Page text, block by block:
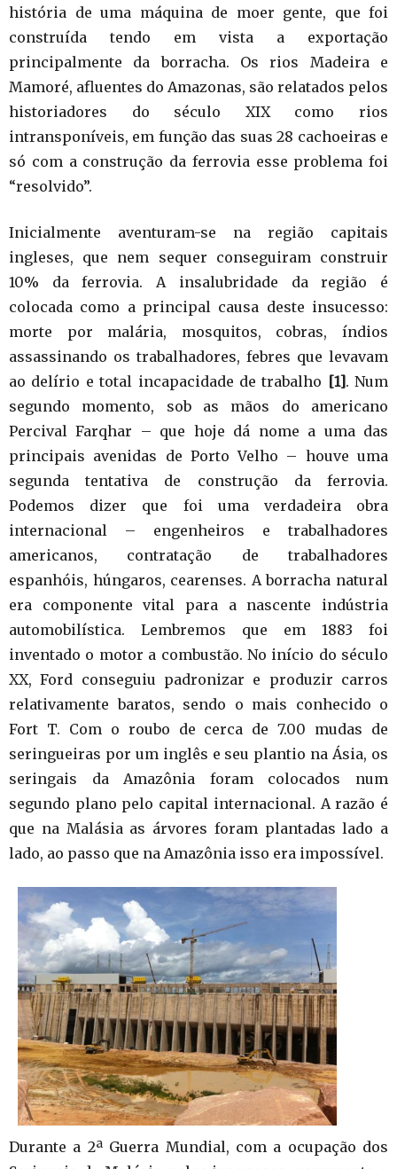
história de uma máquina de moer gente, que foi
construída tendo em vista a exportação
principalmente da borracha. Os rios Madeira e
Mamoré, afluentes do Amazonas, são relatados pelos
historiadores do século XIX como rios
intransponíveis, em função das suas 28 cachoeiras e
só com a construção da ferrovia esse problema foi
“resolvido”.
Inicialmente aventuram-se na região capitais
ingleses, que nem sequer conseguiram construir
10% da ferrovia. A insalubridade da região é
colocada como a principal causa deste insucesso:
morte por malária, mosquitos, cobras, índios
assassinando os trabalhadores, febres que levavam
ao delírio e total incapacidade de trabalho [1] . Num
segundo momento, sob as mãos do americano
Percival Farqhar – que hoje dá nome a uma das
principais avenidas de Porto Velho – houve uma
segunda tentativa de construção da ferrovia.
Podemos dizer que foi uma verdadeira obra
internacional – engenheiros e trabalhadores
americanos, contratação de trabalhadores
espanhóis, húngaros, cearenses. A borracha natural
era componente vital para a nascente indústria
automobilística. Lembremos que em 1883 foi
inventado o motor a combustão. No início do século
XX, Ford conseguiu padronizar e produzir carros
relativamente baratos, sendo o mais conhecido o
Fort T. Com o roubo de cerca de 7.00 mudas de
seringueiras por um inglês e seu plantio na Ásia, os
seringais da Amazônia foram colocados num
segundo plano pelo capital internacional. A razão é
que na Malásia as árvores foram plantadas lado a
lado, ao passo que na Amazônia isso era impossível.
Durante a 2ª Guerra Mundial, com a ocupação dos